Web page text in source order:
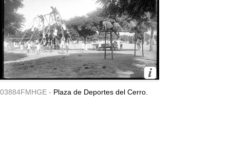
03884FMHGE - Plaza de Deportes del Cerro.